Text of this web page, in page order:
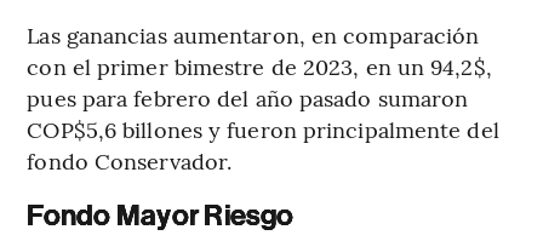
Las ganancias aumentaron, en comparación
con el primer bimestre de 2023, en un 94,2$,
pues para febrero del año pasado sumaron
COP$5,6 billones y fueron principalmente del
fondo Conservador.
Fondo Mayor Riesgo